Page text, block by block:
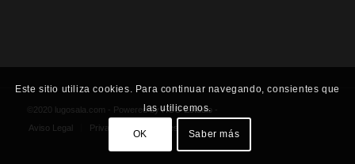
©2020 lugosala.com - Powered byHCO Estudio -
Aviso Legal
Privacidad Cookies
Este sitio utiliza cookies. Para continuar navegando, consientes que
las utilicemos.
OK Saber más